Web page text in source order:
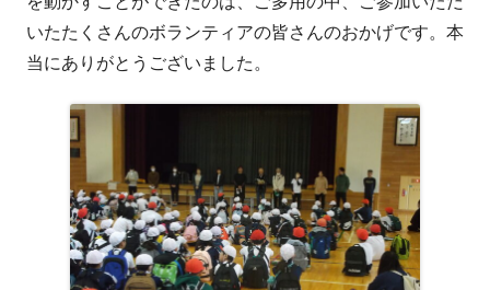
いたたくさんのボランティアの皆さんのおかげです。本
当にありがとうございました。